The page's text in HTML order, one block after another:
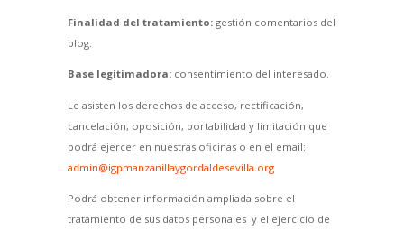
Finalidad del tratamiento:gestión comentarios del
blog.
Base legitimadora:consentimiento del interesado.
Le asisten los derechos de acceso, rectificación,
cancelación, oposición, portabilidad y limitación que
podrá ejercer en nuestras oficinas o en el email:
admin@igpmanzanillaygordaldesevilla.org
Podrá obtener información ampliada sobre el
tratamiento de sus datos personales y el ejercicio de